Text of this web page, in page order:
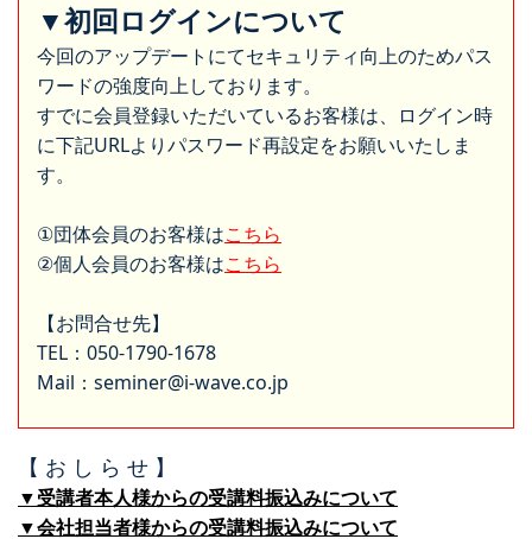
▼初回ログインについて
今回のアップデートにてセキュリティ向上のためパス
ワードの強度向上しております。
すでに会員登録いただいているお客様は、ログイン時
に下記URLよりパスワード再設定をお願いいたしま
す。
①団体会員のお客様はこちら
②個人会員のお客様はこちら
【お問合せ先】
TEL：050-1790-1678
Mail：seminer@i-wave.co.jp
【 お し ら せ 】
▼受講者本人様からの受講料振込みについて
▼会社担当者様からの受講料振込みについて